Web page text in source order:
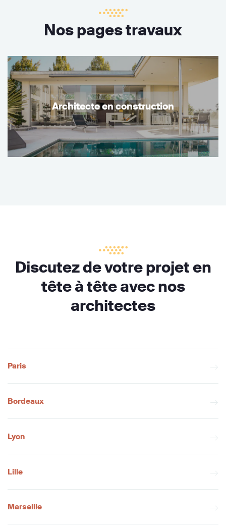
Nos pages travaux
Architecte en construction
Discutez de votre projet en
tête à tête avec nos
architectes
Paris
Bordeaux
Lyon
Lille
Marseille